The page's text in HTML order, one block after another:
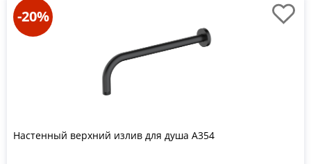
-20%
Настенный верхний излив для душа A354